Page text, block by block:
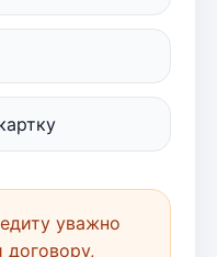
уважно